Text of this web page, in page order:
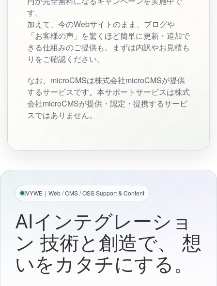
す。
加えて、今のWebサイトのまま、ブログや
「お客様の声」を驚くほど簡単に更新・追加で
きる仕組みのご提供も。まずは内訳やお見積も
りをご確認ください。
なお、microCMSは株式会社microCMSが提供
するサービスです。本サポートサービスは株式
会社microCMSが提供・認定・提携するサービ
スではありません。
IVYWE｜Web / CMS / OSS Support & Content
AIインテグレーショ
ン 技術と創造で、 想
いをカタチにする。